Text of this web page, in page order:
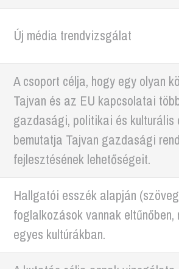
Új média trendvizsgálat
A csoport célja, hogy egy olyan
Tajvan és az EU kapcsolatai
gazdasági, politikai és kulturális
bemutatja Tajvan gazdasági
fejlesztésének lehetőségeit.
Hallgatói esszék alapján
foglalkozások vannak
egyes kultúrákban.